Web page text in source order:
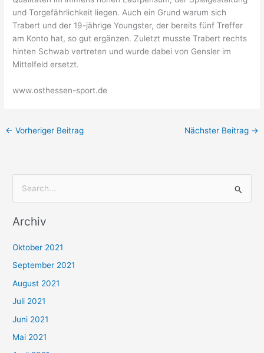
und Torgefährlichkeit liegen. Auch ein Grund warum sich
Trabert und der 19-jährige Youngster, der bereits fünf Treffer
am Konto hat, so gut ergänzen. Zuletzt musste Trabert rechts
hinten Schwab vertreten und wurde dabei von Gensler im
Mittelfeld ersetzt.
www.osthessen-sport.de
← Vorheriger Beitrag Nächster Beitrag →
c
n
n
a
c
h
:
Archiv
Oktober 2021
September 2021
August 2021
Juli 2021
Juni 2021
Mai 2021